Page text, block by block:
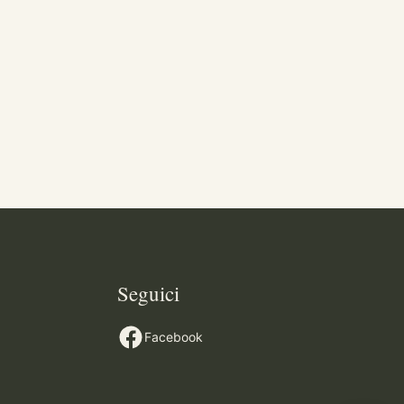
Seguici
Facebook